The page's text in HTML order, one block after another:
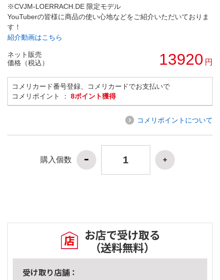
※CVJM-LOERRACH.DE 限定モデル
YouTuberの皆様に商品の使い心地などをご紹介いただいておりま
す！
紹介動画はこちら
ネット販売
価格（税込）
13920 円
コメリカード番号登録、コメリカードでお支払いで
コメリポイント ： 8ポイント獲得
コメリポイントについて
購入個数
お店で受け取る
（送料無料）
受け取り店舗：